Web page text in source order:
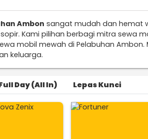
Ambon sangat mudah dan hemat
Kami pilihan berbagi mitra sewa
mobil mewah di Pelabuhan
keluarga.
Day (All In) Lepas Kunci